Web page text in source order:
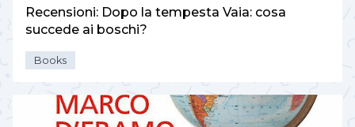
Recensioni: Dopo la tempesta Vaia: cosa
succede ai boschi?
Books